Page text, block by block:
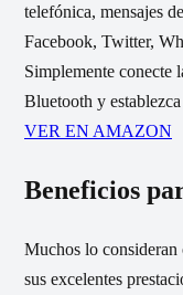
telefónica, mensajes
Facebook, Twitter,
Simplemente conecte
Bluetooth y
VER EN AMAZON
Beneficios
Muchos lo consideran
sus excelentes